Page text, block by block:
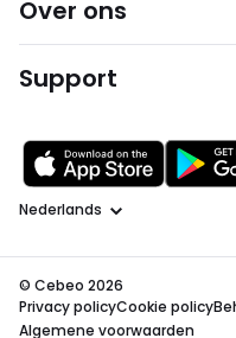
Over ons
Support
Taal
© Cebeo 2026
Privacy policyCookie policy
Algemene voorwaarden